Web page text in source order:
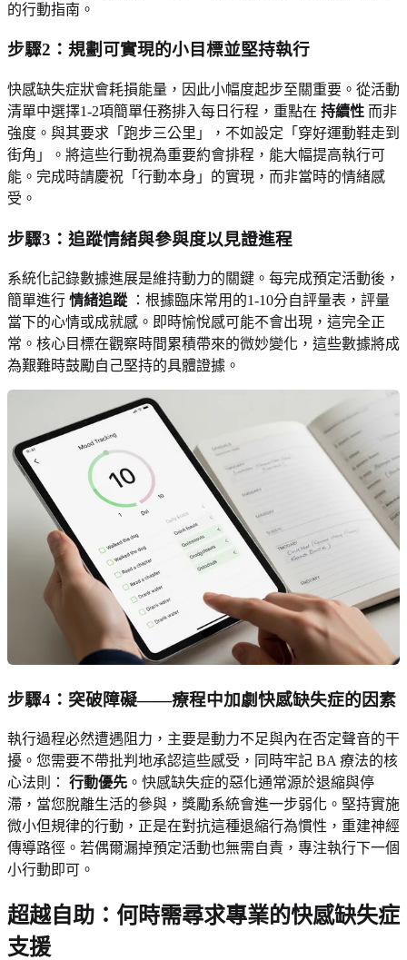
的行動指南。
步驟2：規劃可實現的小目標並堅持執行
快感缺失症狀會耗損能量，因此小幅度起步至關重要。從活動
清單中選擇1-2項簡單任務排入每日行程，重點在 持續性 而非
強度。與其要求「跑步三公里」，不如設定「穿好運動鞋走到
街角」。將這些行動視為重要約會排程，能大幅提高執行可
能。完成時請慶祝「行動本身」的實現，而非當時的情緒感
受。
步驟3：追蹤情緒與參與度以見證進程
系統化記錄數據進展是維持動力的關鍵。每完成預定活動後，
簡單進行 情緒追蹤 ：根據臨床常用的1-10分自評量表，評量
當下的心情或成就感。即時愉悅感可能不會出現，這完全正
常。核心目標在觀察時間累積帶來的微妙變化，這些數據將成
為艱難時鼓勵自己堅持的具體證據。
步驟4：突破障礙——療程中加劇快感缺失症的因素
執行過程必然遭遇阻力，主要是動力不足與內在否定聲音的干
擾。您需要不帶批判地承認這些感受，同時牢記 BA 療法的核
心法則： 行動優先 。快感缺失症的惡化通常源於退縮與停
滯，當您脫離生活的參與，獎勵系統會進一步弱化。堅持實施
微小但規律的行動，正是在對抗這種退縮行為慣性，重建神經
傳導路徑。若偶爾漏掉預定活動也無需自責，專注執行下一個
小行動即可。
超越自助：何時需尋求專業的快感缺失症
支援